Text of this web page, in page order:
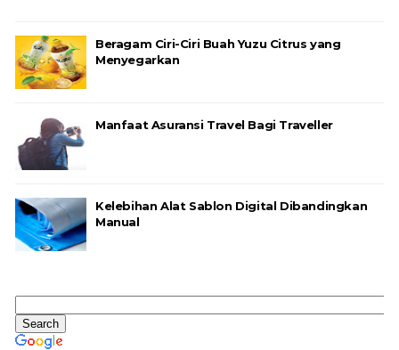
Beragam Ciri-Ciri Buah Yuzu Citrus yang
Menyegarkan
Manfaat Asuransi Travel Bagi Traveller
Kelebihan Alat Sablon Digital Dibandingkan
Manual